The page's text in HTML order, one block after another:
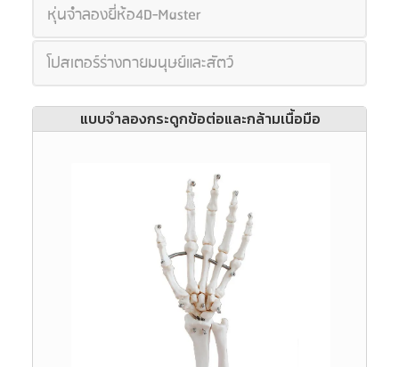
หุ่นจำลองยี่ห้อ4D-Master
โปสเตอร์ร่างกายมนุษย์และสัตว์
แบบจำลองกระดูกข้อต่อและกล้ามเนื้อมือ